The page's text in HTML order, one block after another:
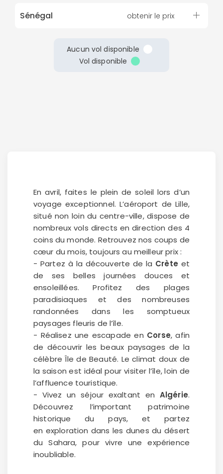
Sénégal obtenir le prix
Aucun vol disponible
Vol disponible
En avril, faites le plein de soleil lors d’un
voyage exceptionnel. L’aéroport de Lille,
situé non loin du centre-ville, dispose de
nombreux vols directs en direction des 4
coins du monde. Retrouvez nos coups de
cœur du mois, toujours au meilleur prix :
- Partez à la découverte de la Crète et
de ses belles journées douces et
ensoleillées. Profitez des plages
paradisiaques et des nombreuses
randonnées dans les somptueux
paysages fleuris de l’île.
- Réalisez une escapade en Corse, afin
de découvrir les beaux paysages de la
célèbre Île de Beauté. Le climat doux de
la saison est idéal pour visiter l’île, loin de
l’affluence touristique.
- Vivez un séjour exaltant en Algérie.
Découvrez l’important patrimoine
historique du pays, et partez
en exploration dans les dunes du désert
du Sahara, pour vivre une expérience
inoubliable.
Politique de
confidentialité.